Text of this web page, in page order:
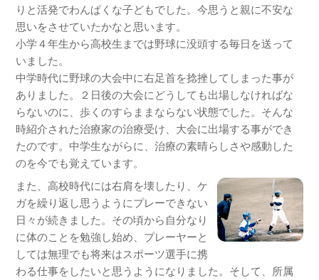
りと活発でわんぱくな子どもでした。今思うと親に不安な
思いをさせていたかなと思います。
小学４年生から高校生までは野球に没頭する毎日を送って
いました。
中学時代に野球の大会中に右足首を捻挫してしまった事が
ありました。２日後の大会にどうしても出場しなければな
らないのに、歩くのすらままならない状態でした。そんな
時紹介された治療家の治療受け、大会に出場する事ができ
たのです。中学生ながらに、治療の素晴らしさや感動した
のを今でも覚えています。
また、高校時代には右肩を壊したり、ケ
ガを繰り返し思うようにプレーできない
日々が続きました。その頃から自分なり
に体のことを勉強し始め、プレーヤーと
しては無理でも将来はスポーツ選手に携
わる仕事をしたいと思うようになりました。そして、所属